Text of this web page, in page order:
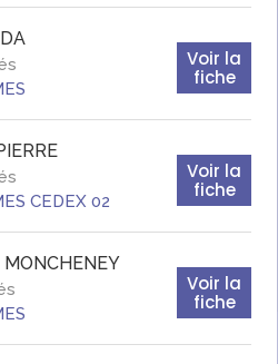
Voir la
fiche
CEDEX 02
Voir la
fiche
MONCHENEY
Voir la
fiche